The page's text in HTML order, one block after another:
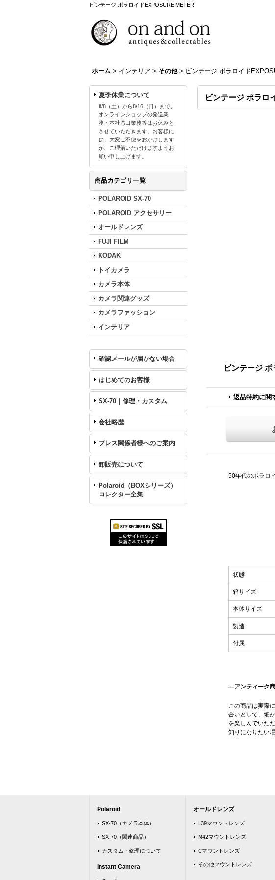
ビンテージ ポラロイドEXPOSURE METER
ホーム > インテリア > その他 > ビンテージ ポラロイド
夏季休業について
8/8（土）から8/16（日）まで、
オンラインショップの発送業
務・本社窓口業務等はお休みと
させていただきます。お客様に
は、大変ご不便をおかけします
が、ご理解いただけますようお
願い申し上げます。
商品カテゴリ一覧
POLAROID SX-70
POLAROID アクセサリー
オールドレンズ
FUJI FILM
KODAK
トイカメラ
カメラ本体
カメラ関連グッズ
カメラファッション
インテリア
確認メールが届かない場合
はじめてのお客様
SX-70｜修理・カスタム
会社略歴
プレス関係者様へのご案内
卸販売について
Polaroid（BOXシリーズ）
コレクター全集
ビンテージ ポラロ
ビンテージ
返品特約に関
50年代のポラロ
状態
箱サイズ
本体サイズ
製造
付属
—アンティーク
この商品は実際
合いとして、細
を楽しんでいた
知りになりたい
Polaroid
SX-70（カメラ本体）
SX-70（関連商品）
カスタム・修理について
Instant Camera
オールドレンズ
L39マウントレンズ
M42マウントレンズ
Cマウントレンズ
その他マウントレンズ